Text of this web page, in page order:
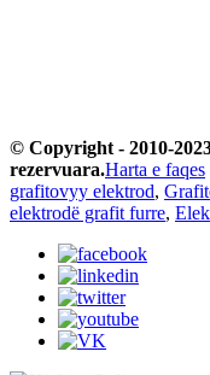
© Copyright - 2010-
rezervuara.Harta e faqes
grafitovyy elektrod,
elektrodë grafit furre,